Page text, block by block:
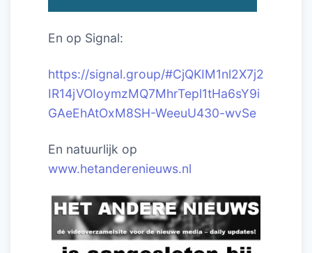
En op Signal:
https://signal.group/#CjQKIM1nl2X7j2
IR14jVOIoymzMQ7MhrTepl1tHa6sY9i
GAeEhAtOxM8SH-WeeuU430-wvSe
En natuurlijk op
www.hetanderenieuws.nl